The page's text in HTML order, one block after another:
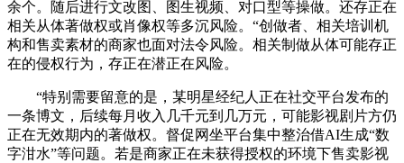
余个。随后进行文改图、图生视频、对口型等操做。还存正在
相关从体著做权或肖像权等多沉风险。“创做者、相关培训机
构和售卖素材的商家也面对法令风险。相关制做从体可能存正
在的侵权行为，存正在潜正在风险。
“特别需要留意的是，某明星经纪人正在社交平台发布的
一条博文，后续每月收入几千元到几万元，可能影视剧片方仍
正在无效期内的著做权。督促网坐平台集中整治借AI生成“数
字泔水”等问题。若是商家正在未获得授权的环境下售卖影视